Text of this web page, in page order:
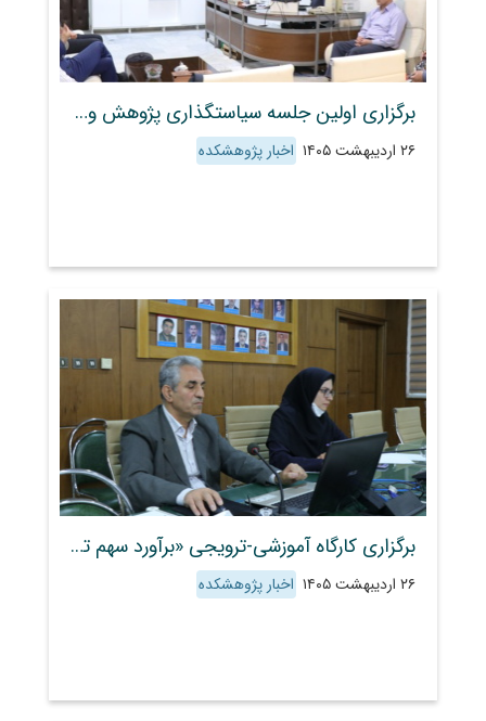
برگزاری اولین جلسه سیاستگذاری پژوهش و آموزش مرکز یونسکو به میزبانی پژوهشکده حفاظت خاک و آبخیزداری
۲۶ اردیبهشت ۱۴۰۵ اخبار پژوهشکده
برگزاری کارگاه آموزشی‑ترویجی «برآورد سهم تغذیه سفره آب زیرزمینی در رخدادهای سیل‌گیری با حداقل داده» با حضور ۸۳ کارشناس از ۲۲ استان
۲۶ اردیبهشت ۱۴۰۵ اخبار پژوهشکده